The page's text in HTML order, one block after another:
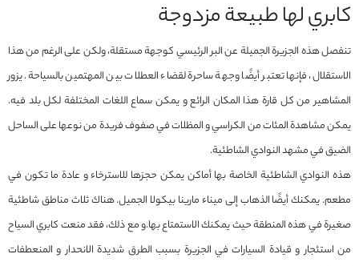
كابري لها طبيعة مزدوجة
تنفصل هذه الجزيرة الجميلة عن البر الرئيسي كوجهة مستقلة، ولكن على الرغم من هذا
الاستقلال، فإنها تعتبر أيضًا وجهة ساحرة لقضاء العطلات بين المهتمين بالسياحة. يزور
المشاهير من كل قارة هذا المكان الرائع و يمكن سماع اللغات المختلفة لكل بلد فيه.
يمكن مشاهدة المئات من الكراسي و المظلات في صفوف فريدة من نوعها على الساحل
الضيق في مشهد النوادي الشاطئية.
هذه النوادي الشاطئية الخاصة بها أماكن يمكن حجزها للاسترخاء و عادة ما تكون في
مطعم. يمكنك أيضًا الذهاب إلى ميناء مارينا بيكولا الجميل. هناك ثلاث مناطق شاطئية
صغيرة في هذه المنطقة حيث يمكنك الاستمتاع بها.و مع ذلك، فقد منعت كابري السياح
من استئجار و قيادة السيارات في الجزيرة بسبب الطرق شديدة الانحدار و المنعطفات